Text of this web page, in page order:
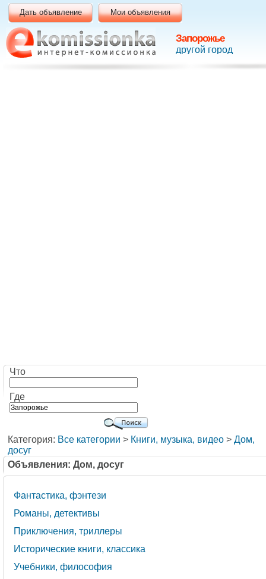
Запорожье
другой город
Дать объявление Мои объявления
Что
Где
Категория: Все категории > Книги, музыка, видео > Дом,
досуг
Объявления: Дом, досуг
Фантастика, фэнтези
Романы, детективы
Приключения, триллеры
Исторические книги, классика
Учебники, философия